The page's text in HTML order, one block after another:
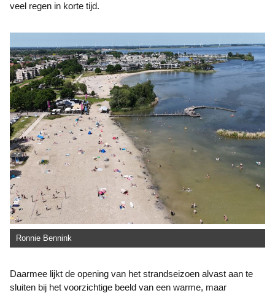
veel regen in korte tijd.
Ronnie Bennink
Daarmee lijkt de opening van het strandseizoen alvast aan te
sluiten bij het voorzichtige beeld van een warme, maar